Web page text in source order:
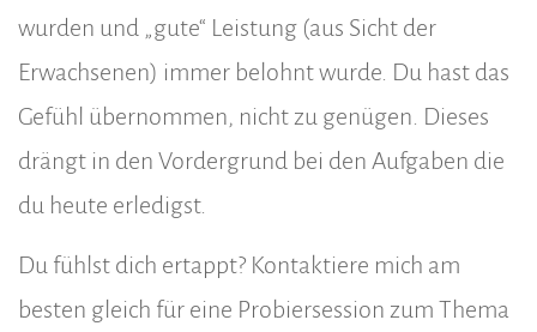
wurden und „gute“ Leistung (aus Sicht der
Erwachsenen) immer belohnt wurde. Du hast das
Gefühl übernommen, nicht zu genügen. Dieses
drängt in den Vordergrund bei den Aufgaben die
du heute erledigst.
Du fühlst dich ertappt? Kontaktiere mich am
besten gleich für eine Probiersession zum Thema